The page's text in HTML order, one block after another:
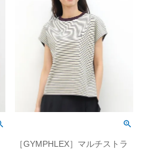
［GYMPHLEX］マルチストラ